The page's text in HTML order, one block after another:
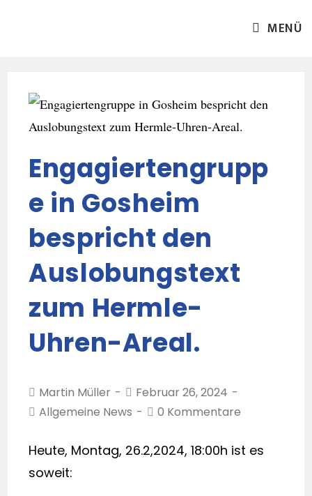
MENÜ
Engagiertengrupp
e in Gosheim
bespricht den
Auslobungstext
zum Hermle-
Uhren-Areal.
Martin Müller
Februar 26, 2024
Allgemeine News
0 Kommentare
Heute, Montag, 26.2,2024, 18:00h ist es
soweit: